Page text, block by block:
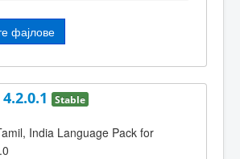
фајлове
Stable
India Language Pack for